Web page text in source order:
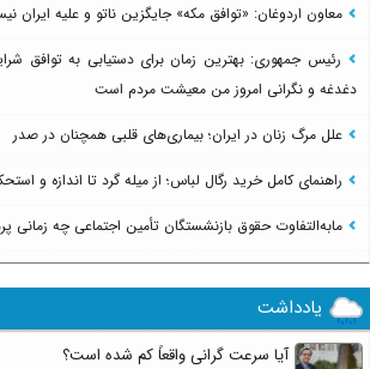
معاون اردوغان: «توافق مکه» جایگزین ناتو و علیه ایران
رئیس جمهوری: بهترین زمان برای دستیابی به توافق
دغدغه و نگرانی امروز من معیشت مردم است
علل مرگ زنان در ایران؛ بیماری‌های قلبی همچنان در صدر
راهنمای کامل خرید رگال لباس؛ از میله گرد تا اندازه و
مابه‌التفاوت حقوق بازنشستگان تأمین اجتماعی چه زمانی
یادداشت
آیا سرعت گرانی واقعاً کم شده است؟